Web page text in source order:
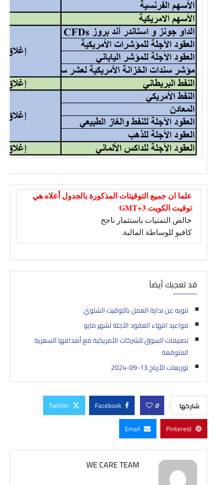
علما ان جميع التوقيتات المذكورة بالجدول أعلاه هي
توقيت الكويت GMT+3
خالص التمنيات باستثمار ناجح
كافيو للوساطة المالية.
قد تعجبك أيضاً
تنويه عن بداية العمل بالتوقيت الشتوي‎‎
مواعيد انتهاء العقود الآجلة لشهر مايو‎
تصنيفات السوق للشركات الأمريكية مع أهدافها السعرية
المتوقعة
توزيعات الأرباح 13-09-2024
شاركها 0
Facebook
Twitter
Pinterest
Email
WE CARE TEAM